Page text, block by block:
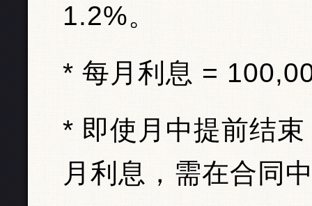
1.2%。
* 每月利息 =
* 即使月中提前结
月利息，需在合同